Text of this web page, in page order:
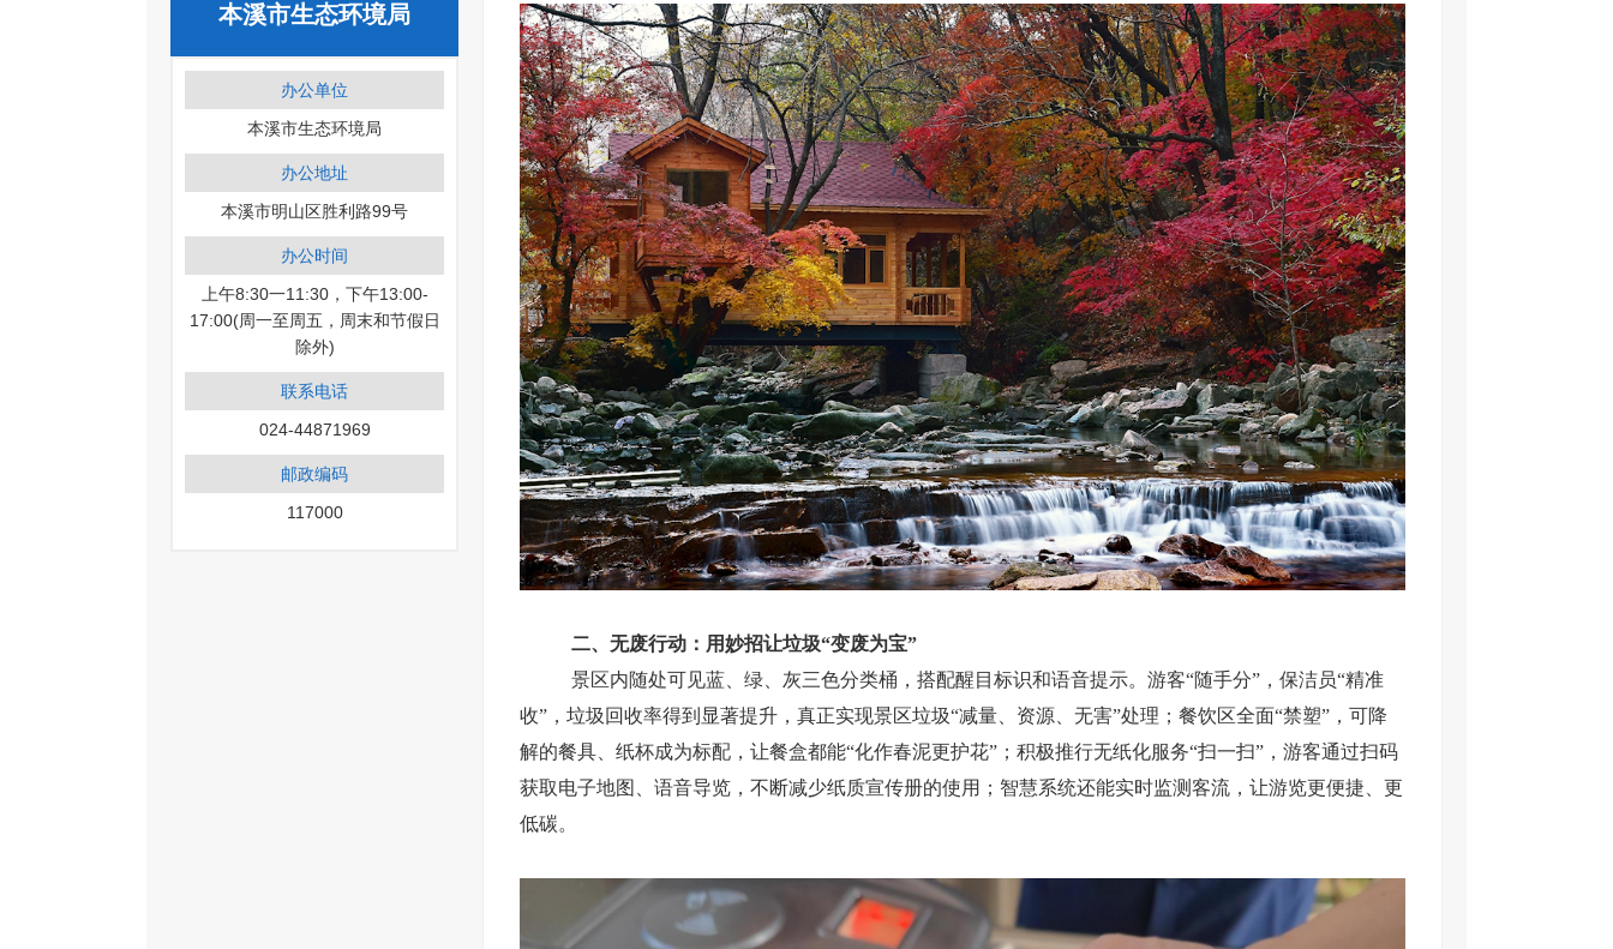
本溪市生态环境局
办公单位
本溪市生态环境局
办公地址
本溪市明山区胜利路99号
办公时间
上午8:30一11:30，下午13:00-
17:00(周一至周五，周末和节假日
除外)
联系电话
024-44871969
邮政编码
117000
二、 无废行动： 用妙招让垃圾“变废为宝”
景区内随处可见蓝、绿、灰三色分类桶，搭配醒目标识和语音提示。游客“随手分”，保洁员“精准
收”，垃圾回收率得到显著提升，真正实现景区垃圾“减量、资源、无害”处理；餐饮区全面“禁塑”，可降
解的餐具、纸杯成为标配，让餐盒都能“化作春泥更护花”；积极推行无纸化服务“扫一扫”，游客通过扫码
获取电子地图、语音导览，不断减少纸质宣传册的使用；智慧系统还能实时监测客流，让游览更便捷、更
低碳。